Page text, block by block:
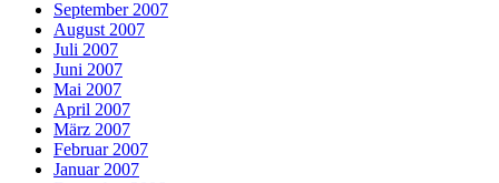
September 2007
August 2007
Juli 2007
Juni 2007
Mai 2007
April 2007
März 2007
Februar 2007
Januar 2007